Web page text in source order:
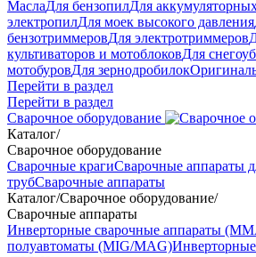
МаслаДля бензопилДля
электропилДля моек высокого давления
бензотриммеровДля электротриммеров
культиваторов и мотоблоковДля
мотобуровДля зернодробилок
Перейти в раздел
Перейти в раздел
Сварочное оборудование
Каталог/
Сварочное оборудование
Сварочные крагиСварочные аппараты
трубСварочные аппараты
Каталог/Сварочное оборудование/
Сварочные аппараты
Инверторные сварочные аппараты
полуавтоматы (MIG/MAG)